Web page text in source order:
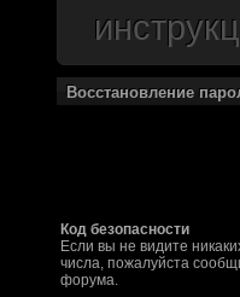
CourierSix :
Восстановление
Код безопасности
Если вы не видите
числа, пожалуйста
форума.